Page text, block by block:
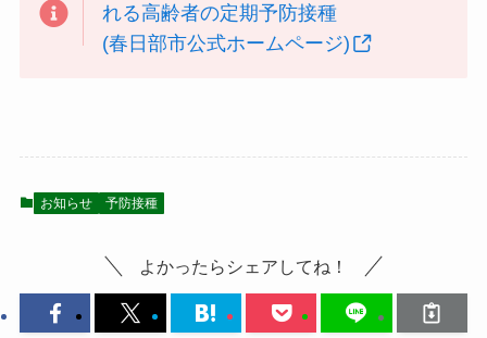
れる高齢者の定期予防接種
(春日部市公式ホームページ)
お知らせ 予防接種
よかったらシェアしてね！